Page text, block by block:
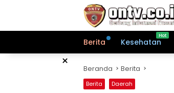
Berita Kesehatan
× Beranda Berita
Berita Daerah